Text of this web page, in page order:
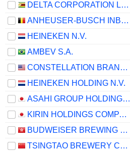
DELTA CORPORATION LIMITED
ANHEUSER-BUSCH INBEV SA/NV
HEINEKEN N.V.
AMBEV S.A.
CONSTELLATION BRANDS, INC.
HEINEKEN HOLDING N.V.
ASAHI GROUP HOLDINGS, LTD.
KIRIN HOLDINGS COMPANY, LIMITED
BUDWEISER BREWING COMPANY APAC LIMITED
TSINGTAO BREWERY COMPANY LIMITED